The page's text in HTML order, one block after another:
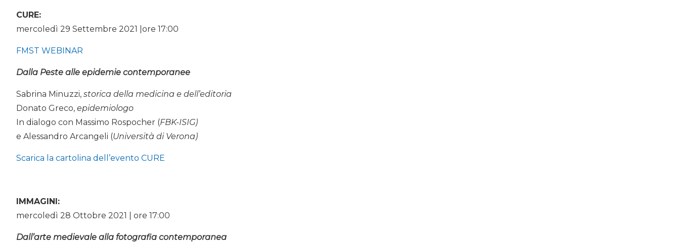
CURE:
mercoledì 29 Settembre 2021 |ore 17:00
FMST WEBINAR
Dalla Peste alle epidemie contemporanee
Sabrina Minuzzi, storica della medicina e dell’editoria
Donato Greco, epidemiologo
In dialogo con Massimo Rospocher (FBK-ISIG)
e Alessandro Arcangeli (Università di Verona)
Scarica la cartolina dell’evento CURE
IMMAGINI:
mercoledì 28 Ottobre 2021 | ore 17:00
Dall’arte medievale alla fotografia contemporanea